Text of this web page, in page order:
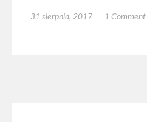
31 sierpnia, 2017 1 Comment